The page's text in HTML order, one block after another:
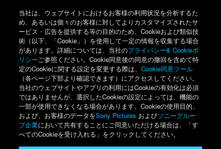
当社は、ウェブサイトにおけるお客様の利用状況を分析するた
め、あるいは個々のお客様に対してよりカスタマイズされたサ
ービス・広告を提供する等の目的のため、Cookieおよび類似技
術（以下、「Cookie」）を使用して一定の情報を収集する場合
があります。詳細については、当社のプライバシー& Cookieポ
リシーご参照ください。Cookie同意後の同意の撤回を含めて特
定のCookieに関する設定を変更する際は、Cookie同意ツール
（各ページ下部より確認できます）にアクセスしてください。
当社のウェブサイトやアプリの利用にはCookieの有効化は必須
ではありませんが、選択したCookieの設定によっては、機能の
一部が使用できなくなる場合があります。Cookieの使用目的、
および、お客様のデータをSony Pictures およびソニーグルー
プ企業において共有することにご同意いただける場合は、「す
べてのCookieを受け入れる」をクリックしてください。